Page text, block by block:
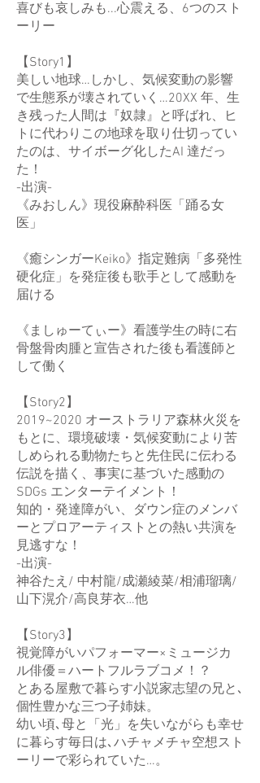
喜びも哀しみも...心震える、6つのスト
ーリー
【Story1】
美しい地球…しかし、気候変動の影響
で生態系が壊されていく…20XX 年、生
き残った人間は『奴隷』と呼ばれ、ヒ
トに代わりこの地球を取り仕切ってい
たのは、サイボーグ化したAI 達だっ
た！
-出演-
《みおしん》現役麻酔科医「踊る女
医」
《癒シンガーKeiko》指定難病「多発性
硬化症」を発症後も歌手として感動を
届ける
《ましゅーてぃー》看護学生の時に右
骨盤骨肉腫と宣告された後も看護師と
して働く
【Story2】
2019~2020 オーストラリア森林火災を
もとに、環境破壊・気候変動により苦
しめられる動物たちと先住民に伝わる
伝説を描く、事実に基づいた感動の
SDGs エンターテイメント！
知的・発達障がい、ダウン症のメンバ
ーとプロアーティストとの熱い共演を
見逃すな！
-出演-
神谷たえ/ 中村龍/成瀬綾菜/相浦瑠璃/
山下滉介/高良芽衣…他
【Story3】
視覚障がいパフォーマー×ミュージカ
ル俳優＝ハートフルラブコメ！？
とある屋敷で暮らす小説家志望の兄と､
個性豊かな三つ子姉妹。
幼い頃､母と「光」を失いながらも幸せ
に暮らす毎日は､ハチャメチャ空想スト
ーリーで彩られていた…。